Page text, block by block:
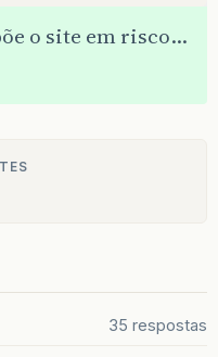
o site em risco…
35 respostas